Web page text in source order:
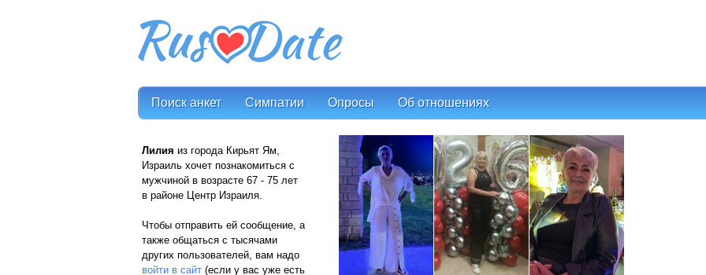
Поиск анкет Симпатии Опросы Об отношениях
Лилия из города Кирьят Ям,
Израиль хочет познакомиться с
мужчиной в возрасте 67 - 75 лет
в районе Центр Израиля.
Чтобы отправить ей сообщение, а
также общаться с тысячами
других пользователей, вам надо
войти в сайт (если у вас уже есть